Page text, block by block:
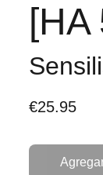
[HA
€25.95